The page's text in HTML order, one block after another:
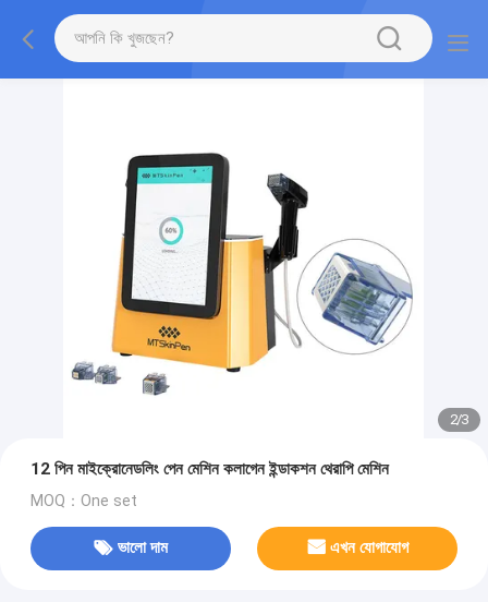
2/3
12 পিন মাইক্রোনেডলিং পেন মেশিন কলাগেন ইন্ডাকশন থেরাপি মেশিন
MOQ：One set
ভালো দাম এখন যোগাযোগ